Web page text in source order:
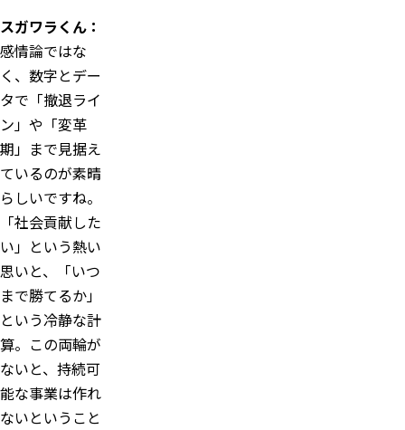
スガワラくん：
感情論ではな
く、数字とデー
タで「撤退ライ
ン」や「変革
期」まで見据え
ているのが素晴
らしいですね。
「社会貢献した
い」という熱い
思いと、「いつ
まで勝てるか」
という冷静な計
算。この両輪が
ないと、持続可
能な事業は作れ
ないということ